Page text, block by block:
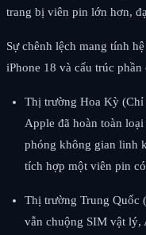
trang bị viên pin lớn hơn,
Sự chênh lệch mang tính
iPhone 18 và cấu trúc
Thị trường Hoa Kỳ (Chỉ
Apple đã hoàn toàn
phóng không gian linh
tích hợp một viên pin
Thị trường Trung Quốc
vẫn chuộng SIM vật lý,